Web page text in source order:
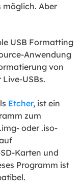
möglich. Aber
USB Formatting
Anwendung
von
USBs.
Etcher, ist ein
zum
oder .iso-
Karten und
Programm ist